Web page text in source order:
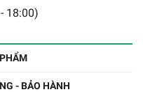
18:00)
- BẢO HÀNH